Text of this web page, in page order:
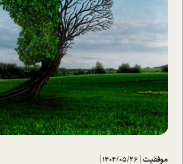
موفقیت|
1404/05/26
|